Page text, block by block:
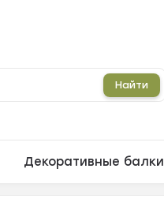
Найти
Декоративные балки